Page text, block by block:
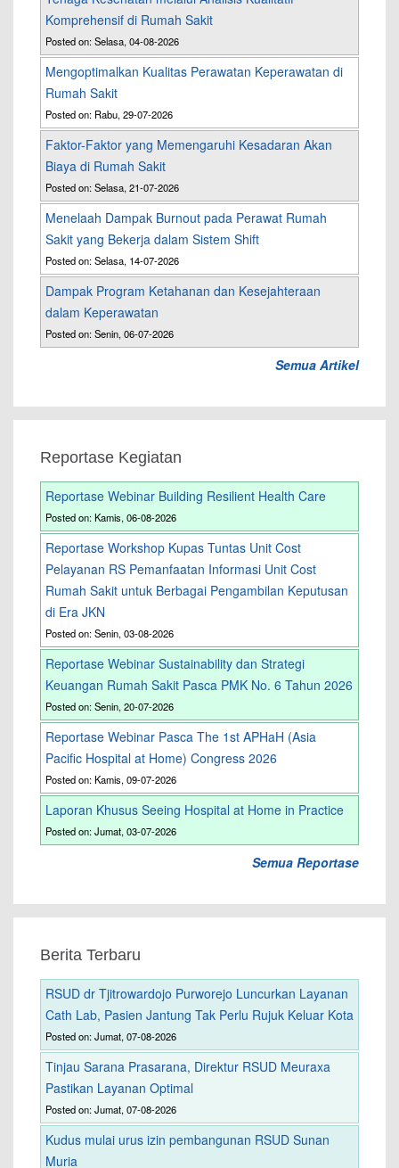
Komprehensif di Rumah Sakit
Posted on: Selasa, 04-08-2026
Mengoptimalkan Kualitas Perawatan Keperawatan di
Rumah Sakit
Posted on: Rabu, 29-07-2026
Faktor-Faktor yang Memengaruhi Kesadaran Akan
Biaya di Rumah Sakit
Posted on: Selasa, 21-07-2026
Menelaah Dampak Burnout pada Perawat Rumah
Sakit yang Bekerja dalam Sistem Shift
Posted on: Selasa, 14-07-2026
Dampak Program Ketahanan dan Kesejahteraan
dalam Keperawatan
Posted on: Senin, 06-07-2026
Semua Artikel
Reportase Kegiatan
Reportase Webinar Building Resilient Health Care
Posted on: Kamis, 06-08-2026
Reportase Workshop Kupas Tuntas Unit Cost
Pelayanan RS Pemanfaatan Informasi Unit Cost
Rumah Sakit untuk Berbagai Pengambilan Keputusan
di Era JKN
Posted on: Senin, 03-08-2026
Reportase Webinar Sustainability dan Strategi
Keuangan Rumah Sakit Pasca PMK No. 6 Tahun 2026
Posted on: Senin, 20-07-2026
Reportase Webinar Pasca The 1st APHaH (Asia
Pacific Hospital at Home) Congress 2026
Posted on: Kamis, 09-07-2026
Laporan Khusus Seeing Hospital at Home in Practice
Posted on: Jumat, 03-07-2026
Semua Reportase
Berita Terbaru
RSUD dr Tjitrowardojo Purworejo Luncurkan Layanan
Cath Lab, Pasien Jantung Tak Perlu Rujuk Keluar Kota
Posted on: Jumat, 07-08-2026
Tinjau Sarana Prasarana, Direktur RSUD Meuraxa
Pastikan Layanan Optimal
Posted on: Jumat, 07-08-2026
Kudus mulai urus izin pembangunan RSUD Sunan
Muria